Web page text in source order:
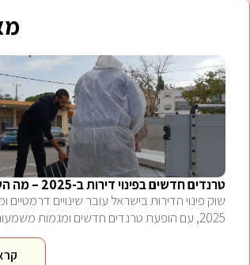
טרנדים חדשים בפינוי דירות ב-2025 – מה השתנה בשוק?
שוק פינוי הדירות בישראל עובר שינויים דרמטיים
2025, עם הופעת טרנדים חדשים ומגמות משמעותיות המשנות..